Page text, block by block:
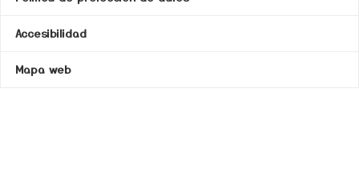
Accesibilidad
Mapa web